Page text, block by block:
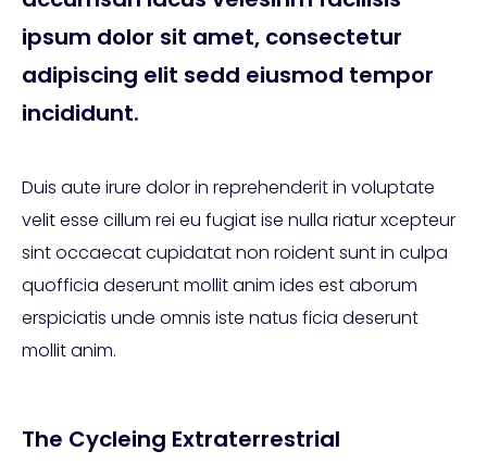
ipsum dolor sit amet, consectetur
adipiscing elit sedd eiusmod tempor
incididunt.
Duis aute irure dolor in reprehenderit in voluptate
velit esse cillum rei eu fugiat ise nulla riatur xcepteur
sint occaecat cupidatat non roident sunt in culpa
quofficia deserunt mollit anim ides est aborum
erspiciatis unde omnis iste natus ficia deserunt
mollit anim.
The Cycleing Extraterrestrial